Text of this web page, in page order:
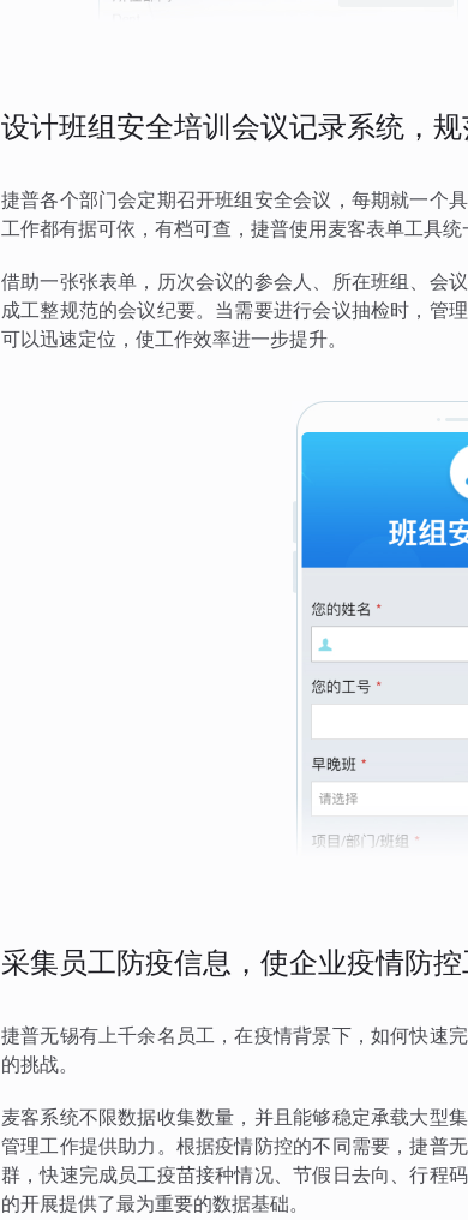
设计班组安全培训会议记录系统，
捷普各个部门会定期召开班组安全会议，每期就一个
工作都有据可依，有档可查，捷普使用麦客表单工具统
借助一张张表单，历次会议的参会人、所在班组、会
成工整规范的会议纪要。当需要进行会议抽检时，管
可以迅速定位，使工作效率进一步提升。
采集员工防疫信息，使企业疫情防
捷普无锡有上千余名员工，在疫情背景下，如何快速
的挑战。
麦客系统不限数据收集数量，并且能够稳定承载大型
管理工作提供助力。根据疫情防控的不同需要，捷普
群，快速完成员工疫苗接种情况、节假日去向、行程
的开展提供了最为重要的数据基础。